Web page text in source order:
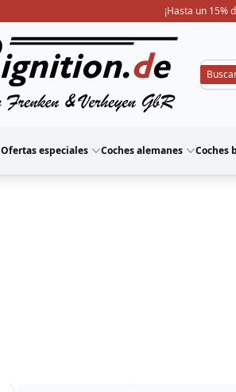
¡Hasta un
Ofertas especiales Coches alemanes Coches